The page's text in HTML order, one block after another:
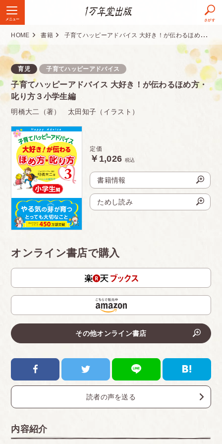
メニュー さがす
HOME 書籍 子育てハッピーアドバイス 大好き！が伝わるほめ方・叱り方３小学生編
育児 子育てハッピーアドバイス
子育てハッピーアドバイス 大好き！が伝わるほめ方・
叱り方３小学生編
明橋大二（著） 太田知子（イラスト）
定価
￥1,026 税込
書籍情報
ためし読み
オンライン書店で購入
その他オンライン書店
読者の声を送る
内容紹介
定価
判型 四六判
頁数 200ページ
ISBN 978-4-925253-64-2
発売日 2013.02.20
発行部数 13万部